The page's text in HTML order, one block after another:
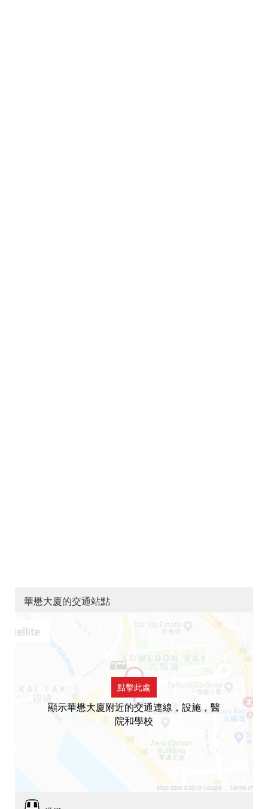
華懋大廈的交通站點
點擊此處
顯示華懋大廈附近的交通連線，設施，醫
院和學校